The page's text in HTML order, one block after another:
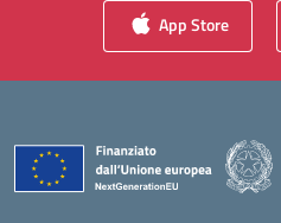
App Store